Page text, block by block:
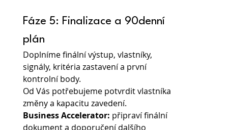
Fáze 5: Finalizace a 90denní
plán
Doplníme finální výstup, vlastníky,
signály, kritéria zastavení a první
kontrolní body.
Od Vás potřebujeme potvrdit vlastníka
změny a kapacitu zavedení.
Business Accelerator: připraví finální
dokument a doporučení dalšího